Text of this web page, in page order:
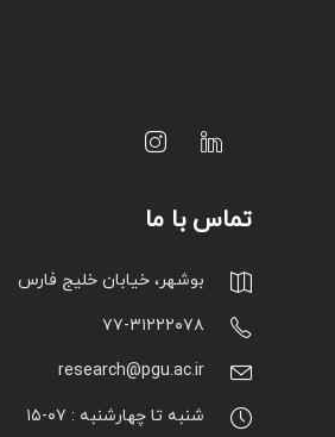
تماس با ما
بوشهر، خیابان خلیج فارس
۷۷-۳۱۲۲۲۰۷۸
research@pgu.ac.ir
شنبه تا چهارشنبه : ۰۷-۱۵